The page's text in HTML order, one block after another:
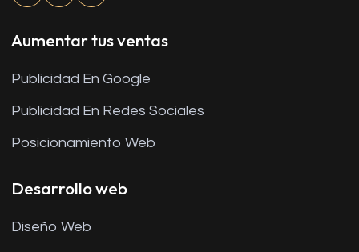
Aumentar tus ventas
Publicidad En Google
Publicidad En Redes Sociales
Posicionamiento Web
Desarrollo web
Diseño Web